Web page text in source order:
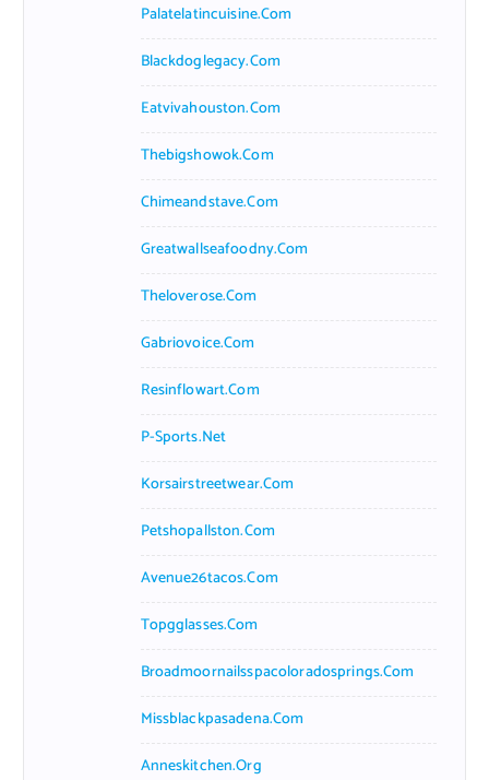
Palatelatincuisine.com
Blackdoglegacy.com
Eatvivahouston.com
Thebigshowok.com
Chimeandstave.com
Greatwallseafoodny.com
Theloverose.com
Gabriovoice.com
Resinflowart.com
P-Sports.net
Korsairstreetwear.com
Petshopallston.com
Avenue26tacos.com
Topgglasses.com
Broadmoornailsspacoloradosprings.com
Missblackpasadena.com
Anneskitchen.org